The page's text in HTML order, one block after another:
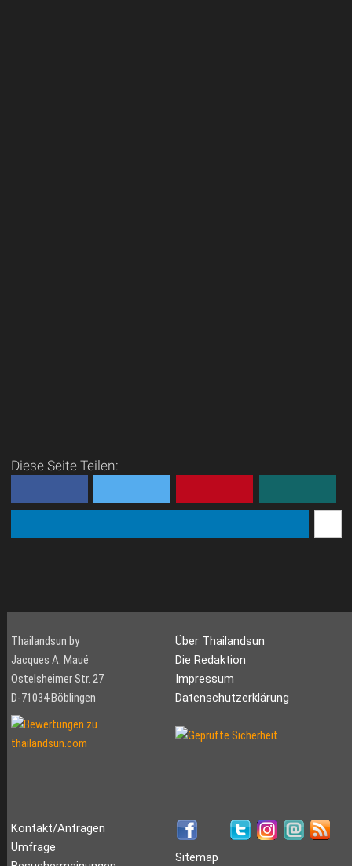
Diese Seite Teilen:
Thailandsun by
Jacques A. Maué
Ostelsheimer Str. 27
D-71034 Böblingen
Über Thailandsun
Die Redaktion
Impressum
Datenschutzerklärung
Kontakt/Anfragen
Umfrage
Sitemap